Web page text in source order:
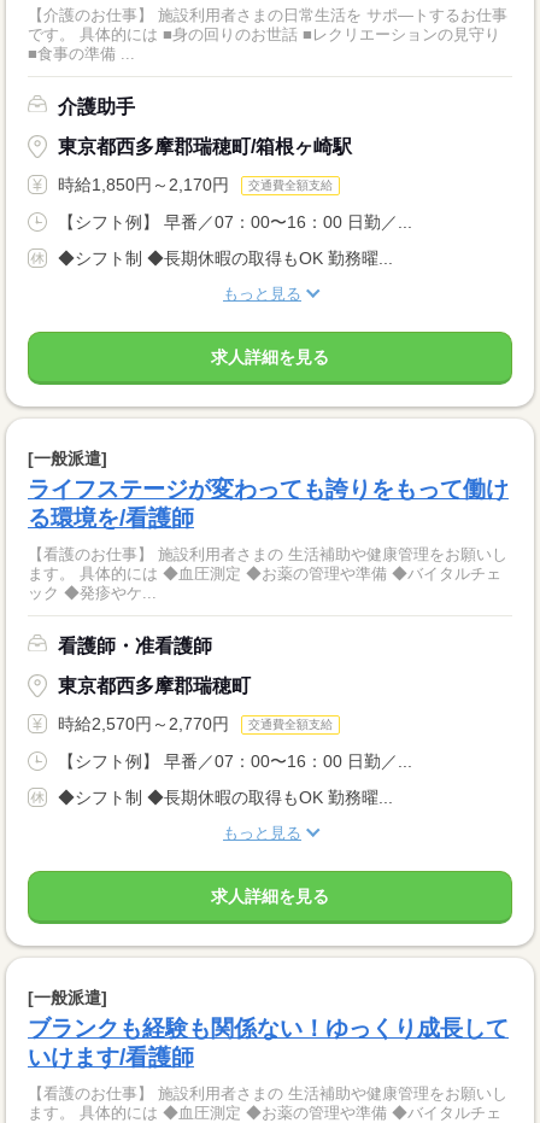
【介護のお仕事】 施設利用者さまの日常生活を サポ―トするお仕事
です。 具体的には ■身の回りのお世話 ■レクリエーションの見守り
■食事の準備 ...
介護助手
東京都西多摩郡瑞穂町/箱根ヶ崎駅
時給1,850円～2,170円 交通費全額支給
【シフト例】 早番／07：00〜16：00 日勤／...
◆シフト制 ◆長期休暇の取得もOK 勤務曜...
もっと見る
求人詳細を見る
[一般派遣]
ライフステージが変わっても誇りをもって働け
る環境を/看護師
【看護のお仕事】 施設利用者さまの 生活補助や健康管理をお願いし
ます。 具体的には ◆血圧測定 ◆お薬の管理や準備 ◆バイタルチェ
ック ◆発疹やケ...
看護師・准看護師
東京都西多摩郡瑞穂町
時給2,570円～2,770円 交通費全額支給
【シフト例】 早番／07：00〜16：00 日勤／...
◆シフト制 ◆長期休暇の取得もOK 勤務曜...
もっと見る
求人詳細を見る
[一般派遣]
ブランクも経験も関係ない！ゆっくり成長して
いけます/看護師
【看護のお仕事】 施設利用者さまの 生活補助や健康管理をお願いし
ます。 具体的には ◆血圧測定 ◆お薬の管理や準備 ◆バイタルチェ